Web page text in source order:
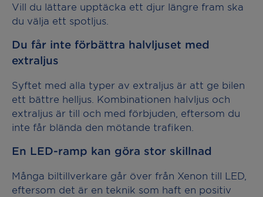
Vill du lättare upptäcka ett djur längre fram ska
du välja ett spotljus.
Du får inte förbättra halvljuset med
extraljus
Syftet med alla typer av extraljus är att ge bilen
ett bättre helljus. Kombinationen halvljus och
extraljus är till och med förbjuden, eftersom du
inte får blända den mötande trafiken.
En LED-ramp kan göra stor skillnad
Många biltillverkare går över från Xenon till LED,
eftersom det är en teknik som haft en positiv